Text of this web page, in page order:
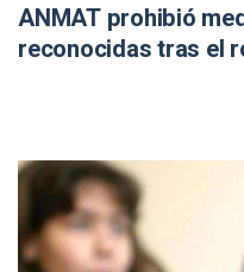
ANMAT prohibió
reconocidas tras el